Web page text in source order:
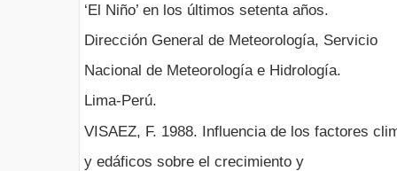
‘El Niño’ en los últimos setenta años.
Dirección General de Meteorología, Servicio
Nacional de Meteorología e Hidrología.
Lima-Perú.
VISAEZ, F. 1988. Influencia de los factores
y edáficos sobre el crecimiento y